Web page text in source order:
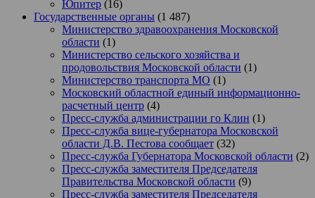
Юпитер (16)
Государственные органы (1 487)
Министерство здравоохранения Московской
области (1)
Министерство сельского хозяйства и
продовольствия Московской области (1)
Министерство транспорта МО (1)
Московский областной единый информационно-
расчетный центр (4)
Пресс-служба администрации го Клин (1)
Пресс-служба вице-губернатора Московской
области Д.В. Пестова сообщает (32)
Пресс-служба Губернатора Московской области (2)
Пресс-служба заместителя Председателя
Правительства Московской области (9)
Пресс-служба заместителя Председателя